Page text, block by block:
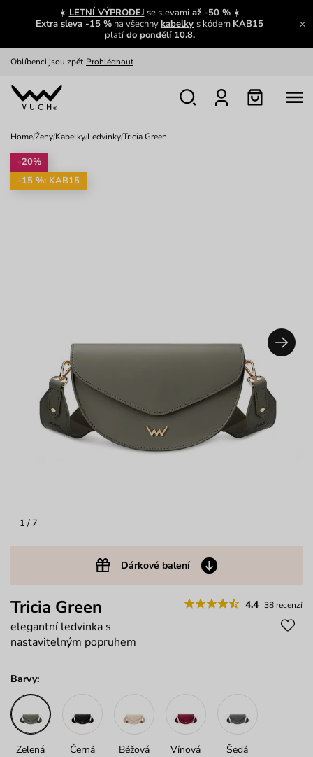
☀️ LETNÍ VÝPRODEJ se slevamiaž -50 %☀️
Extra sleva -15 % na všechnykabelky s kódem KAB15
platído pondělí 10.8.
Výměna a vrácení zdarma Zobrazit
Prohlédnout
Nech se inspirovat Ukázat
Home/Ženy/Kabelky/Ledvinky/Tricia Green
1 / 7
Dárkové balení
-20%
-15 %: KAB15
4.4 38 recenzí
Tricia Green
elegantní ledvinka s
nastavitelným popruhem
Barvy:
Zelená Černá Béžová Vínová Šedá